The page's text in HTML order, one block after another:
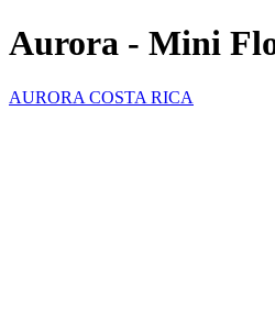
Aurora - Mini
AURORA COSTA RICA